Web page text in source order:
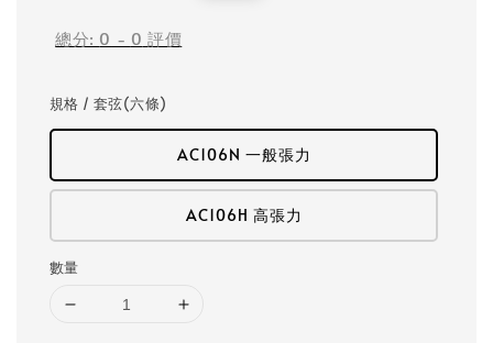
總分: 0 - 0 評價
規格 / 套弦(六條)
AC106N 一般張力
AC106H 高張力
數量